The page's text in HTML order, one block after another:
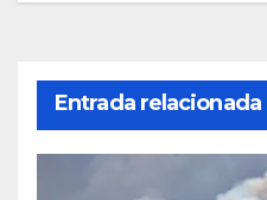
Entrada relacionada